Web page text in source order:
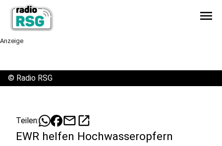
menu
Anzeige
© Radio RSG
Teilen: mailopen_in_new
EWR helfen Hochwasseropfern